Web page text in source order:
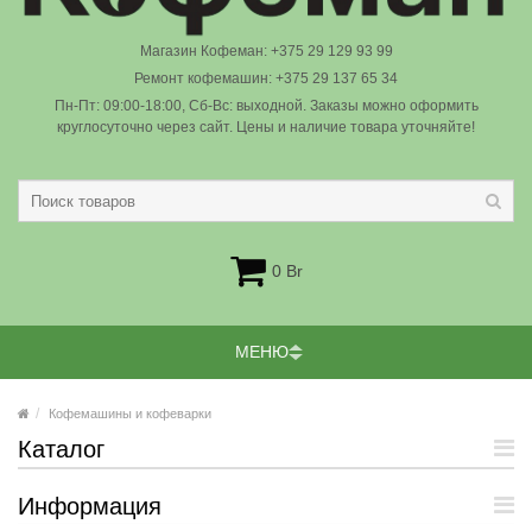
Магазин Кофеман: +375 29 129 93 99
Ремонт кофемашин: +375 29 137 65 34
Пн-Пт: 09:00-18:00, Сб-Вс: выходной. Заказы можно оформить
круглосуточно через сайт. Цены и наличие товара уточняйте!
0 Br
МЕНЮ
Кофемашины и кофеварки
Каталог
Информация